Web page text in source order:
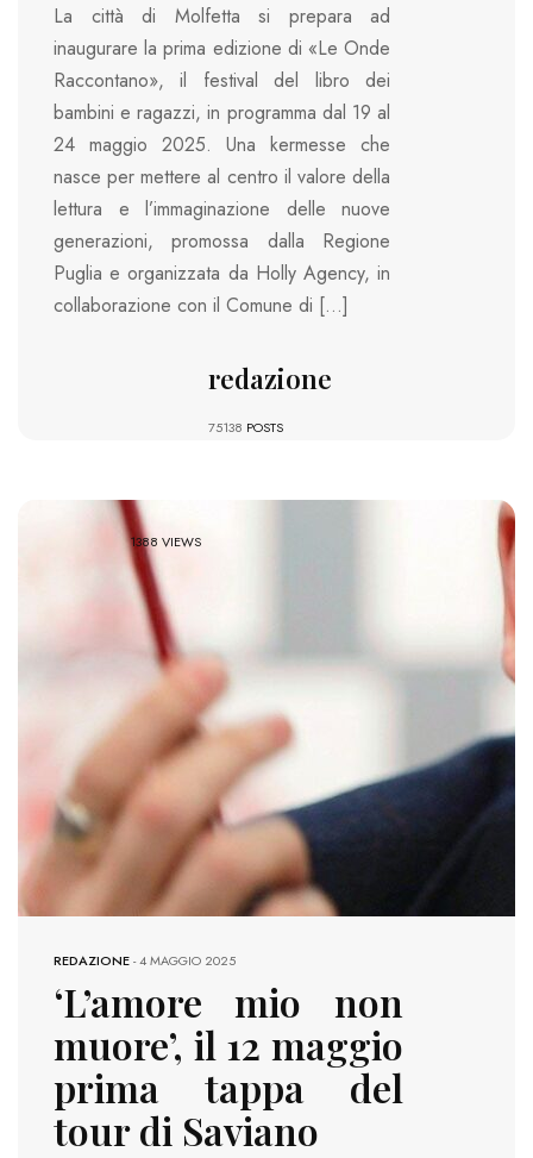
La città di Molfetta si prepara ad
inaugurare la prima edizione di «Le Onde
Raccontano», il festival del libro dei
bambini e ragazzi, in programma dal 19 al
24 maggio 2025. Una kermesse che
nasce per mettere al centro il valore della
lettura e l’immaginazione delle nuove
generazioni, promossa dalla Regione
Puglia e organizzata da Holly Agency, in
collaborazione con il Comune di […]
redazione
75138 POSTS
1388 VIEWS
REDAZIONE-4 MAGGIO 2025
‘L’amore mio non
muore’, il 12 maggio
prima tappa del
tour di Saviano